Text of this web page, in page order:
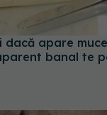
dacă apare
banal te